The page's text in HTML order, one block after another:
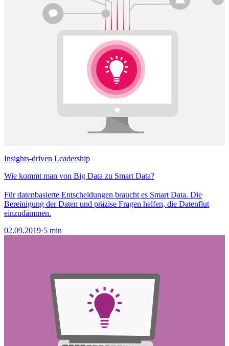
Insights-driven Leadership
Wie kommt man von Big Data zu Smart Data?
Für datenbasierte Entscheidungen braucht es Smart Data. Die
Bereinigung der Daten und präzise Fragen helfen, die Datenflut
einzudämmen.
02.09.2019·5 min